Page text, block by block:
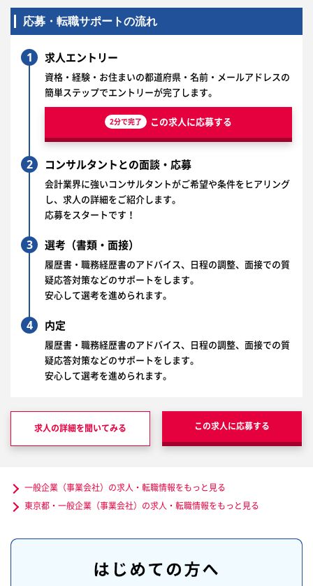
応募・転職サポートの流れ
1 求人エントリー
資格・経験・お住まいの都道府県・名前・メールアドレスの
簡単ステップでエントリーが完了します。
2分で完了 この求人に応募する
2 コンサルタントとの面談・応募
会計業界に強いコンサルタントがご希望や条件をヒアリング
し、求人の詳細をご紹介します。
応募をスタートです！
3 選考（書類・面接）
履歴書・職務経歴書のアドバイス、日程の調整、面接での質
疑応答対策などのサポートをします。
安心して選考を進められます。
4 内定
履歴書・職務経歴書のアドバイス、日程の調整、面接での質
疑応答対策などのサポートをします。
安心して選考を進められます。
求人の詳細を聞いてみる この求人に応募する
一般企業（事業会社）の求人・転職情報をもっと見る
東京都・一般企業（事業会社）の求人・転職情報をもっと見る